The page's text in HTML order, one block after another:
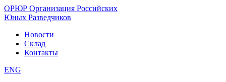
ОРЮР Организация Российских
Юных Разведчиков
Новости
Склад
Контакты
ENG